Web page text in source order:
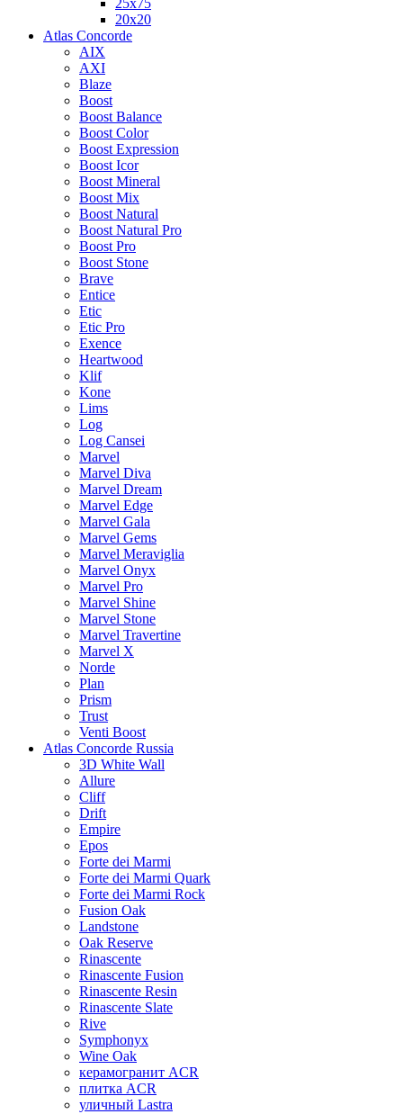
25х75
20х20
Atlas Concorde
AIX
AXI
Blaze
Boost
Boost Balance
Boost Color
Boost Expression
Boost Icor
Boost Mineral
Boost Mix
Boost Natural
Boost Natural Pro
Boost Pro
Boost Stone
Brave
Entice
Etic
Etic Pro
Exence
Heartwood
Klif
Kone
Lims
Log
Log Cansei
Marvel
Marvel Diva
Marvel Dream
Marvel Edge
Marvel Gala
Marvel Gems
Marvel Meraviglia
Marvel Onyx
Marvel Pro
Marvel Shine
Marvel Stone
Marvel Travertine
Marvel X
Norde
Plan
Prism
Trust
Venti Boost
Atlas Concorde Russia
3D White Wall
Allure
Cliff
Drift
Empire
Epos
Forte dei Marmi
Forte dei Marmi Quark
Forte dei Marmi Rock
Fusion Oak
Landstone
Oak Reserve
Rinascente
Rinascente Fusion
Rinascente Resin
Rinascente Slate
Rive
Symphonyx
Wine Oak
керамогранит ACR
плитка ACR
уличный Lastra